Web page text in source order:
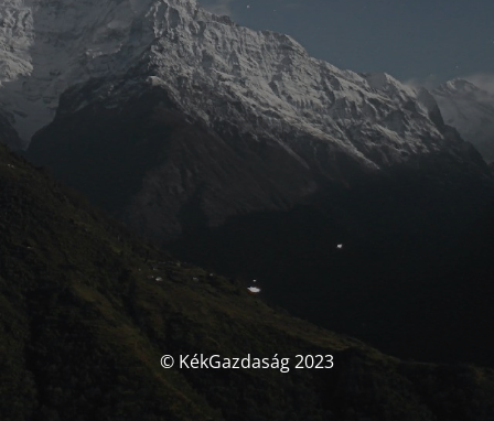
© KékGazdaság 2023